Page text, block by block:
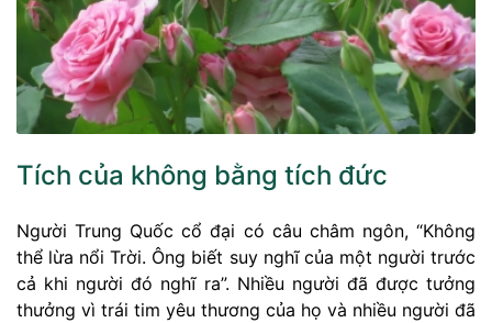
Tích của không bằng tích đức
Người Trung Quốc cổ đại có câu châm ngôn, “Không
thể lừa nổi Trời. Ông biết suy nghĩ của một người trước
cả khi người đó nghĩ ra”. Nhiều người đã được tưởng
thưởng vì trái tim yêu thương của họ và nhiều người đã